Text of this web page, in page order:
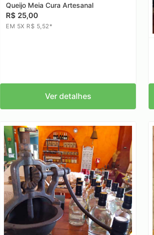
Queijo Meia Cura Artesanal
R$ 25,00
EM 5X R$ 5,52*
Ver detalhes